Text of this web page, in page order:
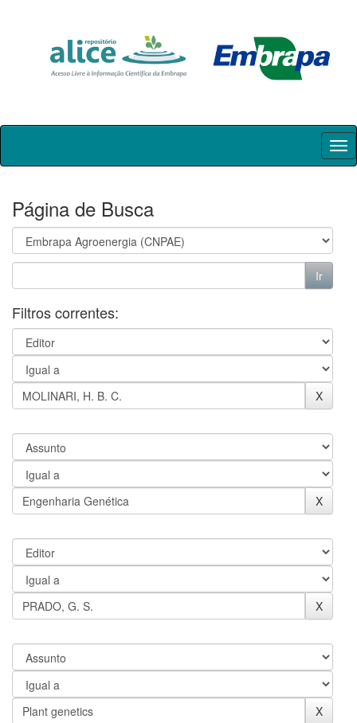
Skip
Página de Busca
Filtros correntes: